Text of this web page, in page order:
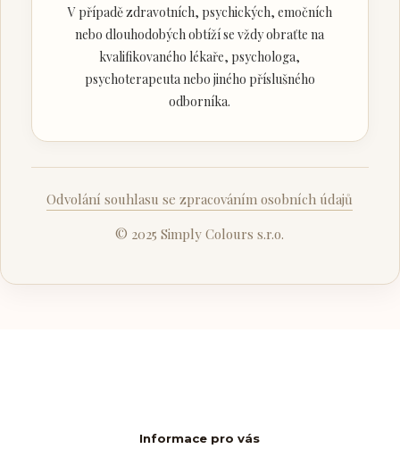
V případě zdravotních, psychických, emočních
nebo dlouhodobých obtíží se vždy obraťte na
kvalifikovaného lékaře, psychologa,
psychoterapeuta nebo jiného příslušného
odborníka.
Odvolání souhlasu se zpracováním osobních údajů
© 2025 Simply Colours s.r.o.
Informace pro vás